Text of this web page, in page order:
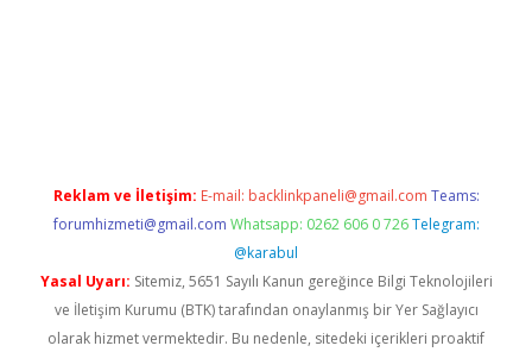
Reklam ve İletişim: E-mail: backlinkpaneli@gmail.com Teams:
forumhizmeti@gmail.com Whatsapp: 0262 606 0 726 Telegram:
@karabul
Yasal Uyarı: Sitemiz, 5651 Sayılı Kanun gereğince Bilgi Teknolojileri
ve İletişim Kurumu (BTK) tarafından onaylanmış bir Yer Sağlayıcı
olarak hizmet vermektedir. Bu nedenle, sitedeki içerikleri proaktif